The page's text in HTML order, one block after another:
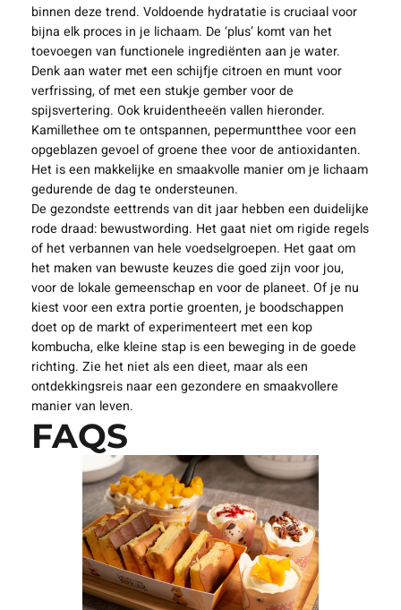
binnen deze trend. Voldoende hydratatie is cruciaal voor
bijna elk proces in je lichaam. De ‘plus’ komt van het
toevoegen van functionele ingrediënten aan je water.
Denk aan water met een schijfje citroen en munt voor
verfrissing, of met een stukje gember voor de
spijsvertering. Ook kruidentheeën vallen hieronder.
Kamillethee om te ontspannen, pepermuntthee voor een
opgeblazen gevoel of groene thee voor de antioxidanten.
Het is een makkelijke en smaakvolle manier om je lichaam
gedurende de dag te ondersteunen.
De gezondste eettrends van dit jaar hebben een duidelijke
rode draad: bewustwording. Het gaat niet om rigide regels
of het verbannen van hele voedselgroepen. Het gaat om
het maken van bewuste keuzes die goed zijn voor jou,
voor de lokale gemeenschap en voor de planeet. Of je nu
kiest voor een extra portie groenten, je boodschappen
doet op de markt of experimenteert met een kop
kombucha, elke kleine stap is een beweging in de goede
richting. Zie het niet als een dieet, maar als een
ontdekkingsreis naar een gezondere en smaakvollere
manier van leven.
FAQS